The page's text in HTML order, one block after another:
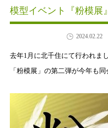
模型イベント『粉模展
2024.02.22
去年1月に北千住にて行われま
「粉模展」の第二弾が今年も